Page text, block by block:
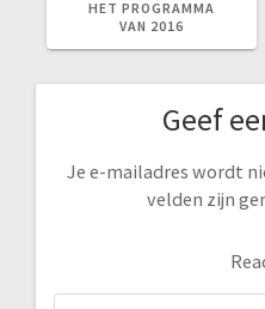
BERICHT:
HET PROGRAMMA
VAN 2016
Geef
Je e-mailadres wordt
velden zijn